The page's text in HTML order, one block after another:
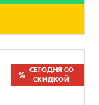
СЕГОДНЯ СО
СКИДКОЙ